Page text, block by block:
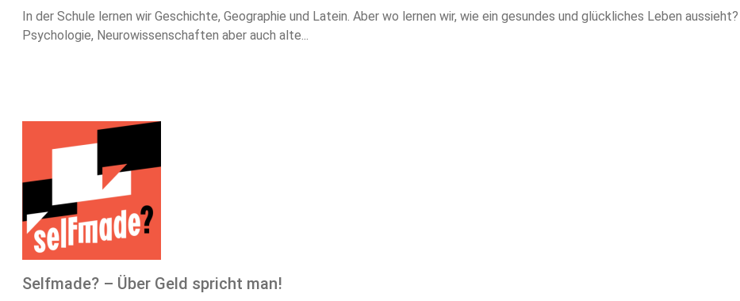
In der Schule lernen wir Geschichte, Geographie und Latein. Aber wo lernen wir, wie ein gesundes und glückliches Leben
Psychologie, Neurowissenschaften aber auch alte...
Selfmade? – Über Geld spricht man!